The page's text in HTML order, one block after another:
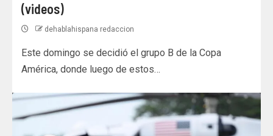
(videos)
dehablahispana redaccion
Este domingo se decidió el grupo B de la Copa
América, donde luego de estos…